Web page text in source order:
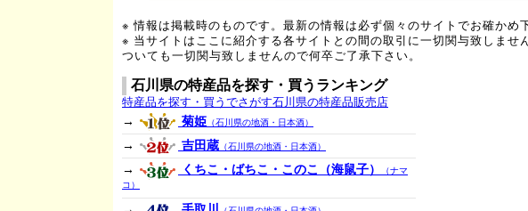
※ 情報は掲載時のものです。最新の情報は必ず個々のサイトでお確かめ
※ 当サイトはここに紹介する各サイトとの間の取引に一切関与致しませ
ついても一切関与致しませんので何卒ご了承下さい。